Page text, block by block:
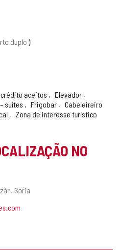
duplo
aceitos
Elevador
suítes Frigobar
Cabeleireiro
Zona de interesse turístico
NO
Soria